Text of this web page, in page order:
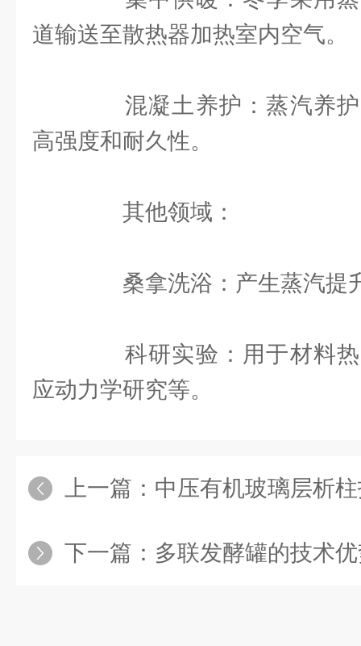
道输送至散热器加热室内空气。
混凝土养护：蒸汽养护
高强度和耐久性。
其他领域：
桑拿洗浴：产生蒸汽提
科研实验：用于材料热
应动力学研究等。
上一篇： 中压有机玻璃层析
下一篇： 多联发酵罐的技术